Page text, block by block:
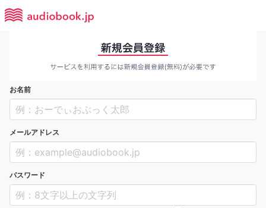
お名前
メールアドレス
パスワード